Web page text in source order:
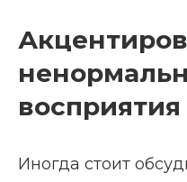
восприятия
Иногда стоит